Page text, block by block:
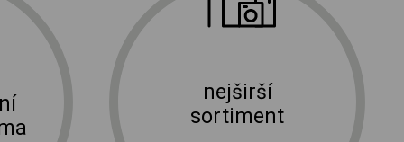
nejširší
sortiment